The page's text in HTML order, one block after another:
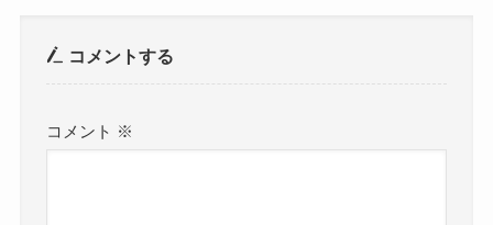
コメントする
コメント ※